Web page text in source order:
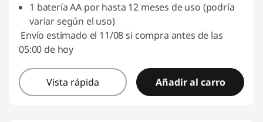
1 batería AA por hasta 12 meses de uso (podría
variar según el uso)
Envío estimado el 11/08 si compra antes de las
05:00 de hoy
Vista rápida Añadir al carro